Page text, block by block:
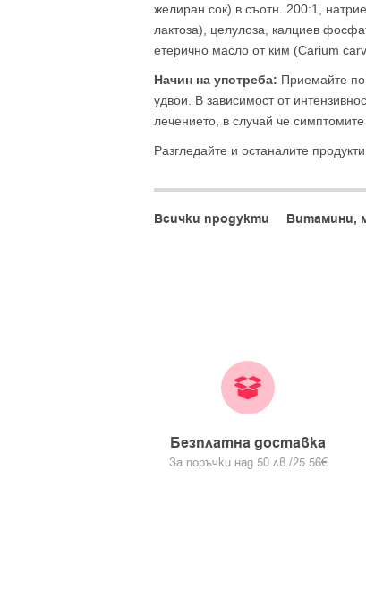
желиран сок) в съотн. 200:1,
лактоза), целулоза, калциев
етерично масло от ким (Carium
Начин на употреба: Приемайте
удвои. В зависимост от
лечението, в случай че симптомите
Разгледайте и останалите
Всички продукти Витамини,
Безплатна доставка
За поръчки над 50 лв./25.56€